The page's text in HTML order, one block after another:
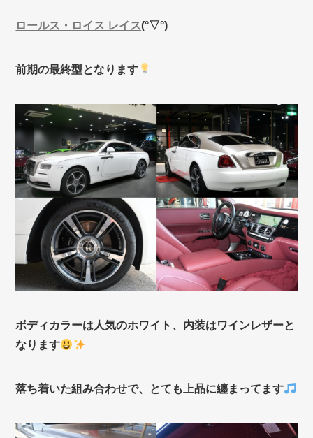
ロールス・ロイス レイス(°▽°)
前期の最終型となります
ボディカラーは人気のホワイト、内装はワインレザーと
なります
落ち着いた組み合わせで、とても上品に纏まってます